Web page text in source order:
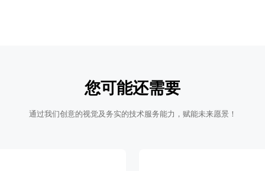
加好友，获取报价
您可能还需要
通过我们创意的视觉及务实的技术服务能力，赋能未来愿景！